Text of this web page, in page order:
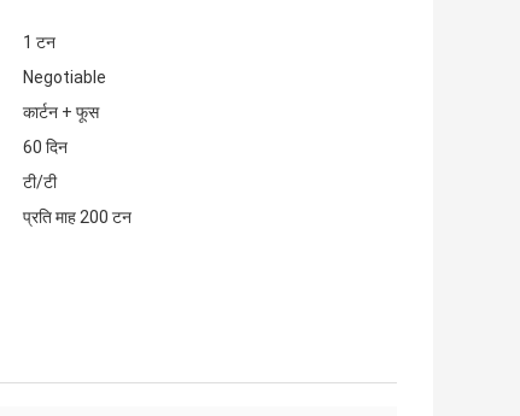
1 टन
Negotiable
कार्टन + फूस
60 दिन
टी/टी
प्रति माह 200 टन